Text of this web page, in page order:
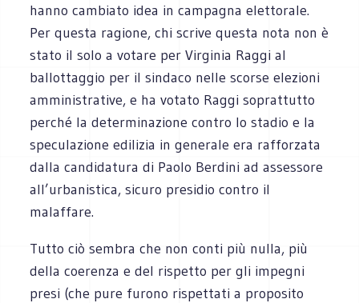
hanno cambiato idea in campagna elettorale.
Per questa ragione, chi scrive questa nota non è
stato il solo a votare per Virginia Raggi al
ballottaggio per il sindaco nelle scorse elezioni
amministrative, e ha votato Raggi soprattutto
perché la determinazione contro lo stadio e la
speculazione edilizia in generale era rafforzata
dalla candidatura di Paolo Berdini ad assessore
all’urbanistica, sicuro presidio contro il
malaffare.
Tutto ciò sembra che non conti più nulla, più
della coerenza e del rispetto per gli impegni
presi (che pure furono rispettati a proposito